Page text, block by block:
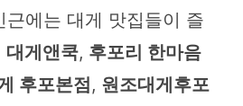
근에는 대게 맛집들이 즐
대게앤쿡, 후포리 한마음
후포본점 , 원조대게후포